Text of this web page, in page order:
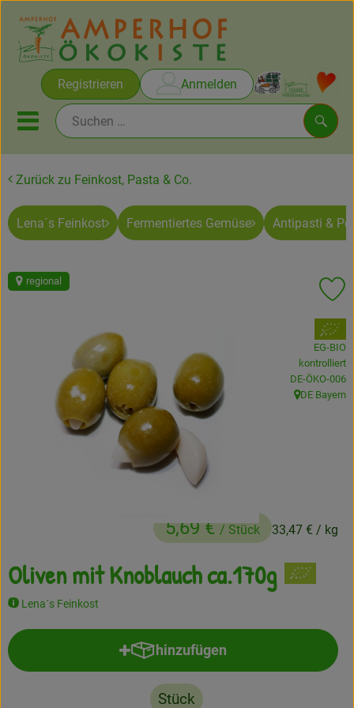
Registrieren Anmelden
Mobiles Menu öffnen oder
Rezepte
Themen
Obst & Gemüse
Frisches
Angebote
Gratis Ökokiste im Wert von 25 Euro
Zurück zu Feinkost, Pasta & Co.
Lena´s Feinkost Fermentiertes Gemüse Antipasti &
Oliven mit Knoblauch ca.170g
Lena´s Feinkost
5,69 €/ Stück 33,47 € / kg
regional
, Verband:
EG-BIO
kontrolliert
, Kontrollstelle:
DE-ÖKO-006
, Herkunft:
DE Bayern
hinzufügen
Produkt zum Warenkorb
Stück